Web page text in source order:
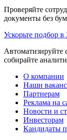
Проверяйте
документы без
Ускорьте подбор в
Автоматизируйте
собирайте
О компании
Наши
Партнерам
Реклама на
Новости и
Инвесторам
Кандидаты